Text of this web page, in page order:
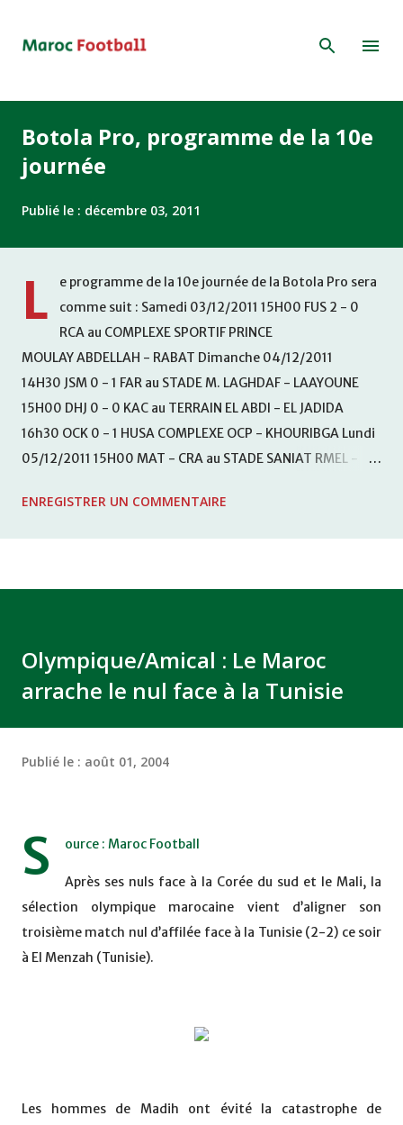
Botola Pro, programme de la 10e
journée
Publié le : décembre 03, 2011
L
e programme de la 10e journée de la Botola Pro sera
comme suit : Samedi 03/12/2011 15H00 FUS 2 - 0
RCA au COMPLEXE SPORTIF PRINCE
MOULAY ABDELLAH - RABAT Dimanche 04/12/2011
14H30 JSM 0 - 1 FAR au STADE M. LAGHDAF - LAAYOUNE
15H00 DHJ 0 - 0 KAC au TERRAIN EL ABDI - EL JADIDA
16h30 OCK 0 - 1 HUSA COMPLEXE OCP - KHOURIBGA Lundi
05/12/2011 15H00 MAT - CRA au STADE SANIAT RMEL -
KHEMISET Mardi 06/12/2011 15H00 WAF - OCS au
ENREGISTRER UN COMMENTAIRE
Olympique/Amical : Le Maroc
arrache le nul face à la Tunisie
Publié le : août 01, 2004
S ource : Maroc Football
Après ses nuls face à la Corée du sud et le Mali, la
sélection olympique marocaine vient d’aligner son
troisième match nul d’affilée face à la Tunisie (2-2) ce soir
à El Menzah (Tunisie).
Les hommes de Madih ont évité la catastrophe de